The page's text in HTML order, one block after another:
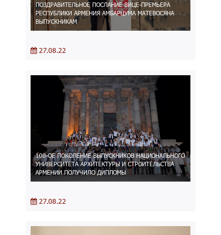
ПОЗДРАВИТЕЛЬНОЕ ПОСЛАНИЕ ВИЦЕ-ПРЕМЬЕРА
РЕСПУБЛИКИ АРМЕНИЯ АМБАРЦУМА МАТЕВОСЯНА
ВЫПУСКНИКАМ
27.08.22
100-ОЕ ПОКОЛЕНИЕ ВЫПУСКНИКОВ НАЦИОНАЛЬНОГО
УНИВЕРСИТЕТА АРХИТЕКТУРЫ И СТРОИТЕЛЬСТВА
АРМЕНИИ ПОЛУЧИЛО ДИПЛОМЫ
27.08.22